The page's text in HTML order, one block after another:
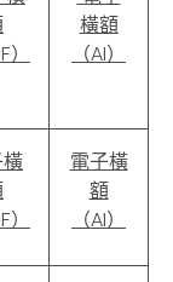
）
橫額
（AI）
）
電子橫
額
（AI）